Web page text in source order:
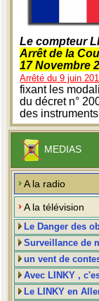
Le compteur
Arrêt de la
17 Novembre
Arrêté du 9 juin
fixant les
du décret n°
des
MEDIAS
A la radio
A la télévision
Le Danger des
Surveillance de
un vent de
Avec LINKY ,
Le LINKY en